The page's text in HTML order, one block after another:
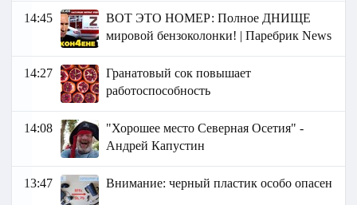
14:45
ВОТ ЭТО НОМЕР: Полное ДНИЩЕ
мировой бензоколонки! | Паребрик News
14:27
Гранатовый сок повышает
работоспособность
14:08
"Хорошее место Северная Осетия" -
Андрей Капустин
13:47 Внимание: черный пластик особо опасен